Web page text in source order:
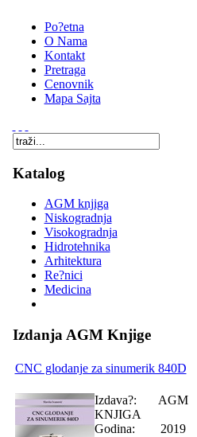
Po?etna
O Nama
Kontakt
Pretraga
Cenovnik
Mapa Sajta
Katalog
AGM knjiga
Niskogradnja
Visokogradnja
Hidrotehnika
Arhitektura
Re?nici
Medicina
Izdanja AGM Knjige
CNC glodanje za sinumerik 840D
Izdava?: AGM
KNJIGA
Godina: 2019